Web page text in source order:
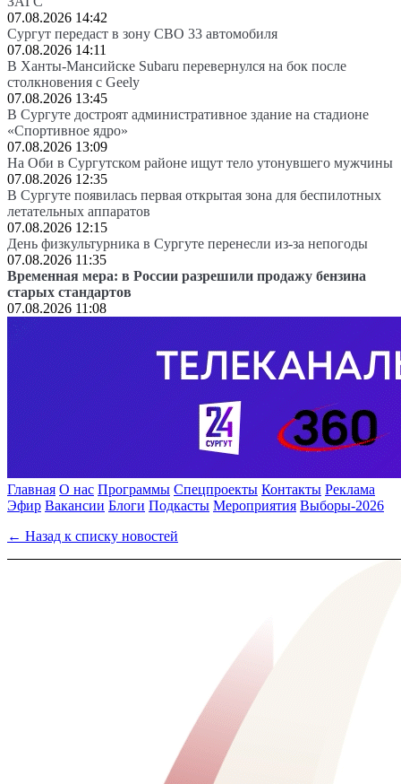
07.08.2026 14:42
Сургут передаст в зону СВО 33 автомобиля
07.08.2026 14:11
В Ханты-Мансийске Subaru перевернулся на бок после
столкновения с Geely
07.08.2026 13:45
В Сургуте достроят административное здание на стадионе
«Спортивное ядро»
07.08.2026 13:09
На Оби в Сургутском районе ищут тело утонувшего мужчины
07.08.2026 12:35
В Сургуте появилась первая открытая зона для беспилотных
летательных аппаратов
07.08.2026 12:15
День физкультурника в Сургуте перенесли из-за непогоды
07.08.2026 11:35
Временная мера: в России разрешили продажу бензина
старых стандартов
07.08.2026 11:08
Главная О нас Программы Спецпроекты Контакты Реклама
Эфир Вакансии Блоги Подкасты Мероприятия Выборы-2026
← Назад к списку новостей